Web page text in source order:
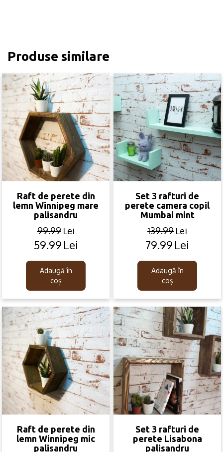
Produse similare
Raft de perete din
lemn Winnipeg mare
palisandru
99.99 Lei
Original
was:
99.99lei.
59.99 Lei
Current
is:
59.99lei.
Adaugă în
coș
Set 3 rafturi de
perete camera copil
Mumbai mint
139.99 Lei
Original
was:
139.99lei.
79.99 Lei
Current
is:
79.99lei.
Adaugă în
coș
Raft de perete din
lemn Winnipeg mic
palisandru
Set 3 rafturi de
perete Lisabona
palisandru